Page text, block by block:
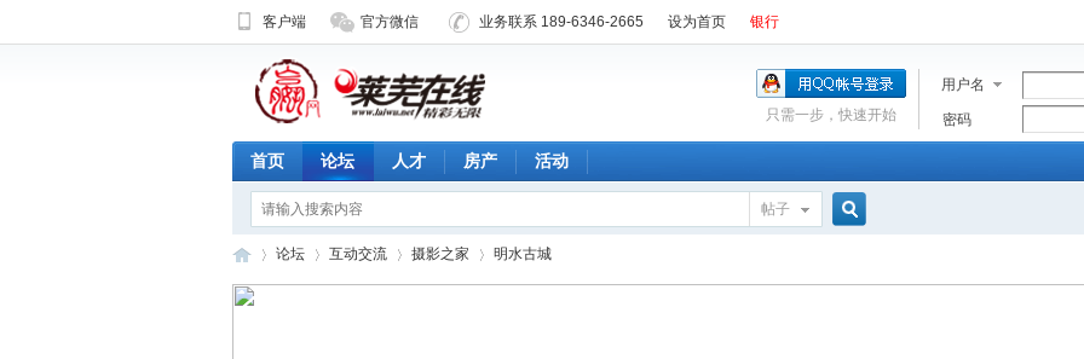
客户端 官方微信 业务联系 189-6346-2665 设为首页 银行
用户名
密码
只需一步，快速开始
首页 论坛 人才 房产 活动
帖子
论坛 互动交流 摄影之家 明水古城